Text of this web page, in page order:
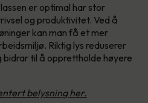
er optimal har stor
og produktivitet. Ved å
kan man få et mer
Riktig lys reduserer
bidrar til å opprettholde høyere
belysning her.